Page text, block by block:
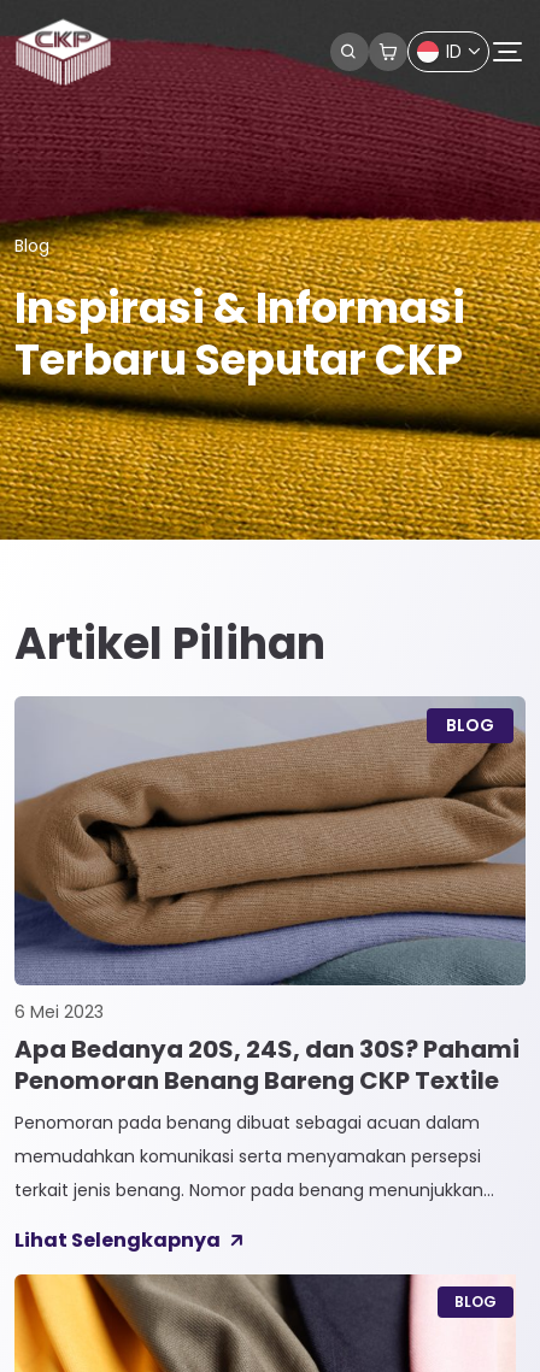
ID
Blog
Inspirasi & Informasi
Terbaru Seputar CKP
Artikel Pilihan
BLOG
6 Mei 2023
Apa Bedanya 20S, 24S, dan 30S? Pahami
Penomoran Benang Bareng CKP Textile
Penomoran pada benang dibuat sebagai acuan dalam
memudahkan komunikasi serta menyamakan persepsi
terkait jenis benang. Nomor pada benang menunjukkan
penomoran sendiri terbagi menjadi dua, Tidak Langsung dan
Langsung. 1. Penomoran Tidak Langsung Penomoran Tidak
Langsung biasa diaplikasikan pada jenis Natural Fiber, seperti
Rayon dan Cotton. Satuan yang paling […]
Lihat Selengkapnya
BLOG